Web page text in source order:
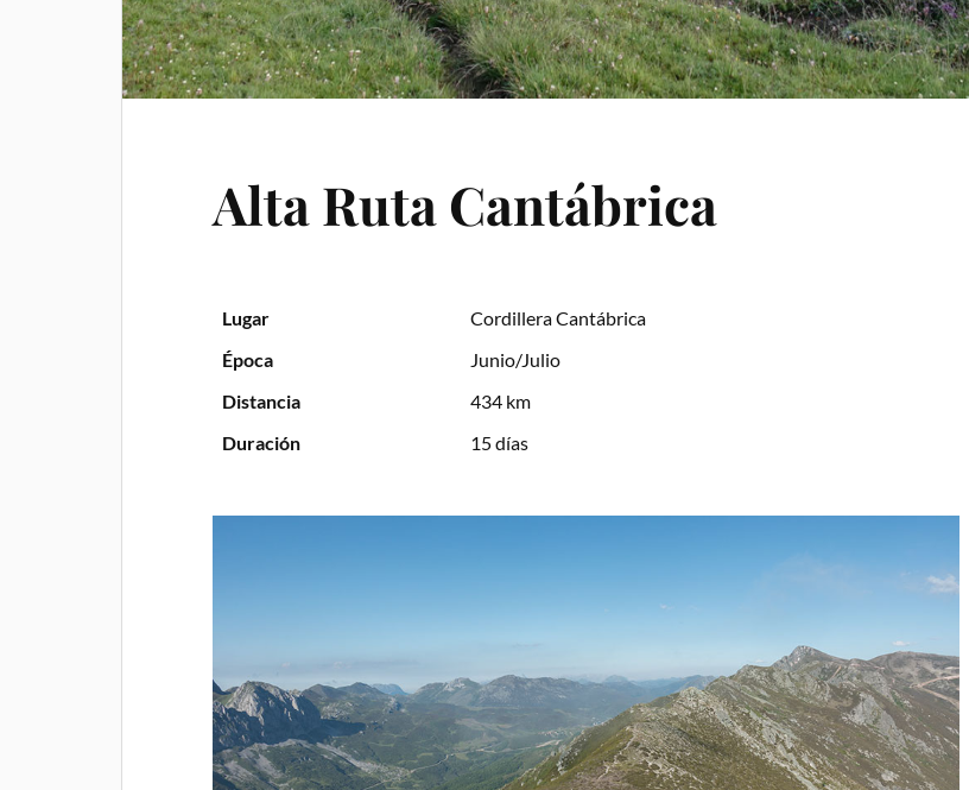
Alta Ruta Cantábrica
Lugar
Cordillera Cantábrica
Época
Junio/Julio
Distancia
434 km
Duración
15 días